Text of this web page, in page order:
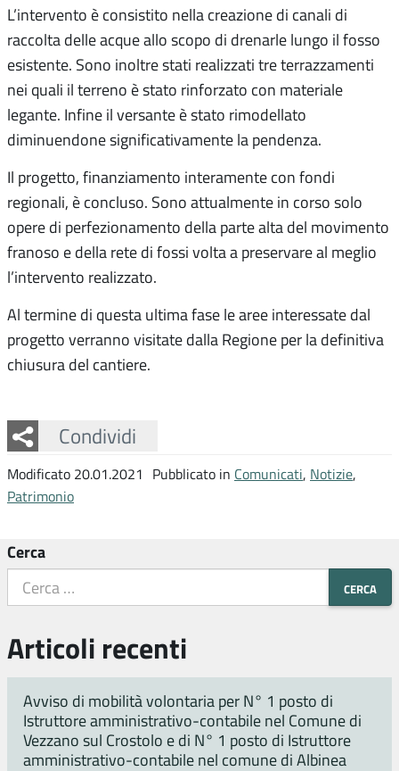
L’intervento è consistito nella creazione di canali di
raccolta delle acque allo scopo di drenarle lungo il fosso
esistente. Sono inoltre stati realizzati tre terrazzamenti
nei quali il terreno è stato rinforzato con materiale
legante. Infine il versante è stato rimodellato
diminuendone significativamente la pendenza.
Il progetto, finanziamento interamente con fondi
regionali, è concluso. Sono attualmente in corso solo
opere di perfezionamento della parte alta del movimento
franoso e della rete di fossi volta a preservare al meglio
l’intervento realizzato.
Al termine di questa ultima fase le aree interessate dal
progetto verranno visitate dalla Regione per la definitiva
chiusura del cantiere.
Condividi
Facebook
Twitter
Whatsapp
Modificato 20.01.2021 Pubblicato in Comunicati, Notizie,
Patrimonio
Cerca
Articoli recenti
Avviso di mobilità volontaria per N° 1 posto di
Istruttore amministrativo-contabile nel Comune di
Vezzano sul Crostolo e di N° 1 posto di Istruttore
amministrativo-contabile nel comune di Albinea